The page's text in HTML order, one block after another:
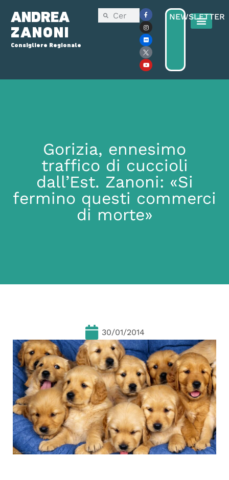
ANDREA
ZANONI
Consigliere Regionale
NEWSLETTER
Gorizia, ennesimo
traffico di cuccioli
dall’Est. Zanoni: «Si
fermino questi commerci
di morte»
30/01/2014